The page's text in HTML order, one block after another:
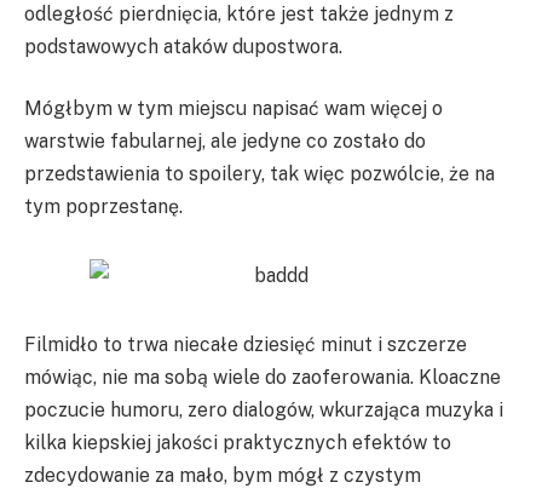
odległość pierdnięcia, które jest także jednym z
podstawowych ataków dupostwora.
Mógłbym w tym miejscu napisać wam więcej o
warstwie fabularnej, ale jedyne co zostało do
przedstawienia to spoilery, tak więc pozwólcie, że na
tym poprzestanę.
Filmidło to trwa niecałe dziesięć minut i szczerze
mówiąc, nie ma sobą wiele do zaoferowania. Kloaczne
poczucie humoru, zero dialogów, wkurzająca muzyka i
kilka kiepskiej jakości praktycznych efektów to
zdecydowanie za mało, bym mógł z czystym